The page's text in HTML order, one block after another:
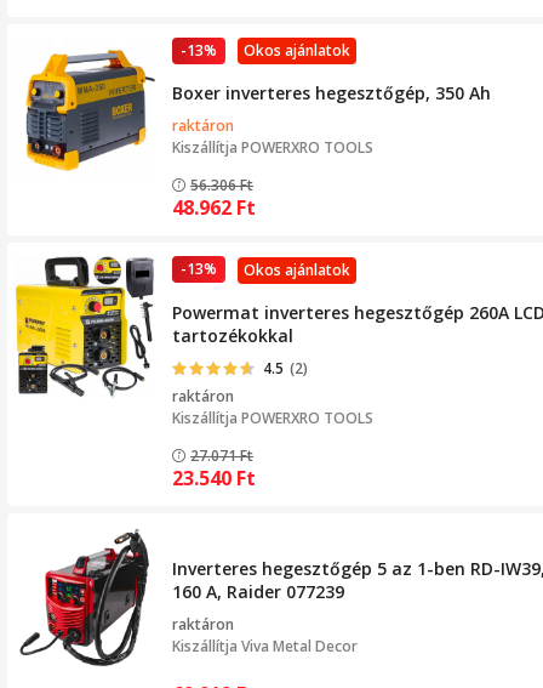
Okos ajánlatok
-13%
Boxer inverteres hegesztőgép, 350 Ah
raktáron
Kiszállítja POWERXRO TOOLS
56.306Ft
48.962 Ft
Okos ajánlatok
-13%
Powermat inverteres hegesztőgép 260A
tartozékokkal
4.5 (2)
raktáron
Kiszállítja POWERXRO TOOLS
27.071Ft
23.540 Ft
Inverteres hegesztőgép 5 az 1-ben RD-
160 A, Raider 077239
raktáron
Kiszállítja Viva Metal Decor